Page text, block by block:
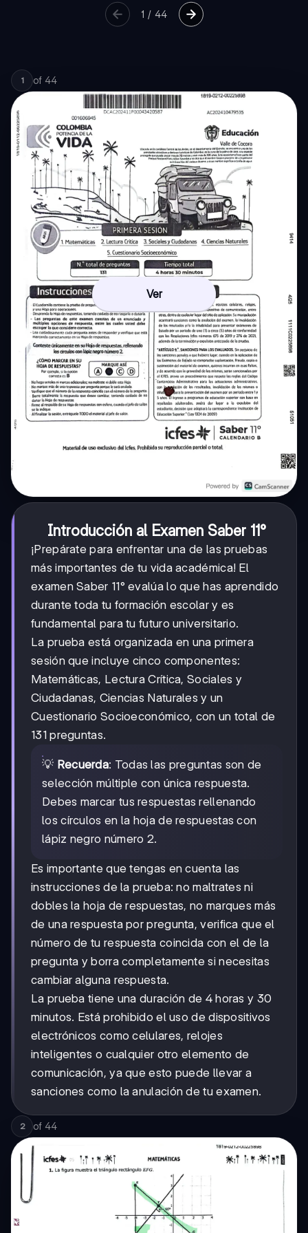
1 / 44
1 of 44
Ver
Introducción al Examen Saber 11°
¡Prepárate para enfrentar una de las pruebas
más importantes de tu vida académica! El
examen Saber 11° evalúa lo que has aprendido
durante toda tu formación escolar y es
fundamental para tu futuro universitario.
La prueba está organizada en una primera
sesión que incluye cinco componentes:
Matemáticas, Lectura Crítica, Sociales y
Ciudadanas, Ciencias Naturales y un
Cuestionario Socioeconómico, con un total de
131 preguntas.
💡 Recuerda: Todas las preguntas son de
selección múltiple con única respuesta.
Debes marcar tus respuestas rellenando
los círculos en la hoja de respuestas con
lápiz negro número 2.
Es importante que tengas en cuenta las
instrucciones de la prueba: no maltrates ni
dobles la hoja de respuestas, no marques más
de una respuesta por pregunta, verifica que el
número de tu respuesta coincida con el de la
pregunta y borra completamente si necesitas
cambiar alguna respuesta.
La prueba tiene una duración de 4 horas y 30
minutos. Está prohibido el uso de dispositivos
electrónicos como celulares, relojes
inteligentes o cualquier otro elemento de
comunicación, ya que esto puede llevar a
sanciones como la anulación de tu examen.
2 of 44